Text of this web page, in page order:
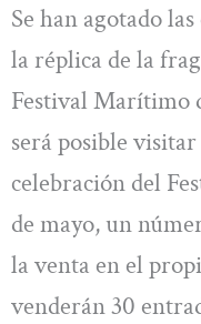
Se han agotado
la réplica de la
Festival Marítimo
será posible
celebración del
de mayo, un
la venta en el
venderán 30